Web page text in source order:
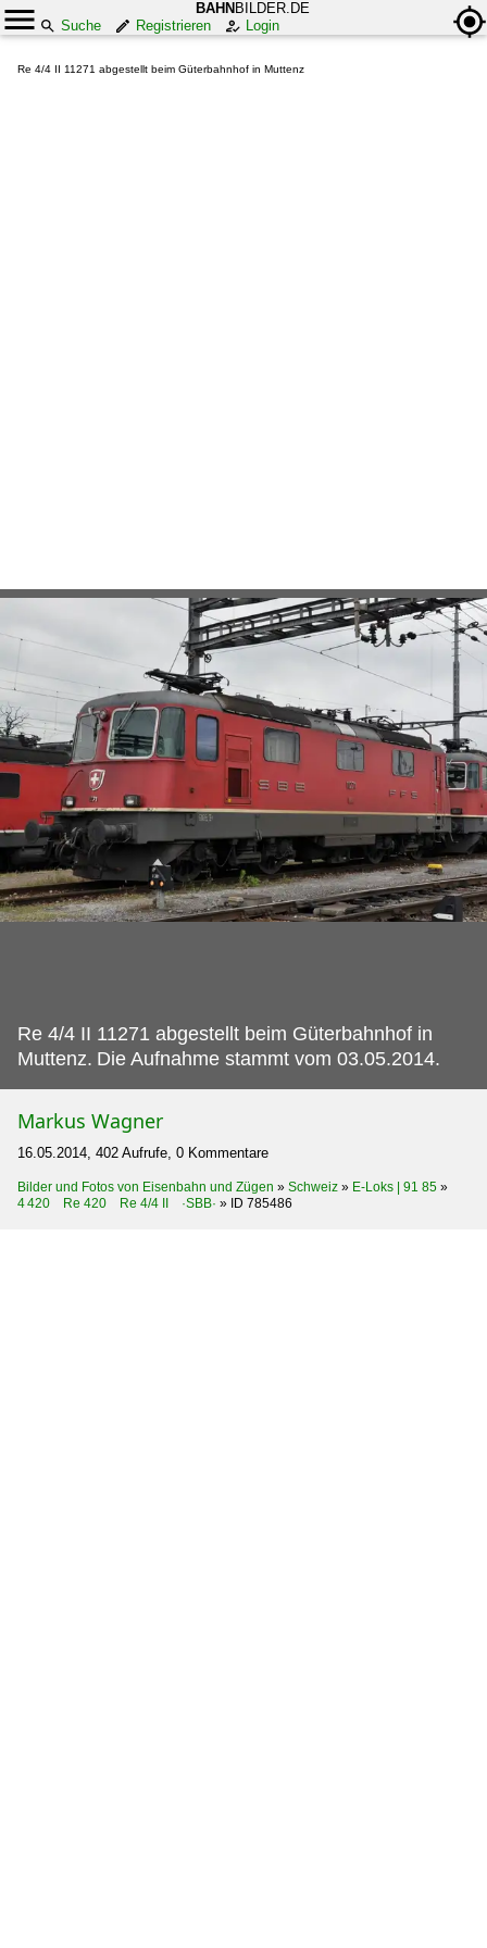
BAHN BILDER.DE
Suche
Registrieren Login
Re 4/4 II 11271 abgestellt beim Güterbahnhof in Muttenz
Re 4/4 II 11271 abgestellt beim Güterbahnhof in
Muttenz. Die Aufnahme stammt vom 03.05.2014.
Markus Wagner
16.05.2014, 402 Aufrufe, 0 Kommentare
Bilder und Fotos von Eisenbahn und Zügen » Schweiz » E-Loks | 91 85 »
4 420 Re 420 Re 4/4 II ·SBB· » ID 785486